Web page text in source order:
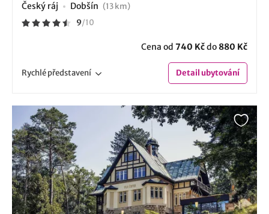
Český ráj Dobšín (13 km)
9/10
Cena od 740 Kčdo 880 Kč
Rychlépředstavení Detailubytování